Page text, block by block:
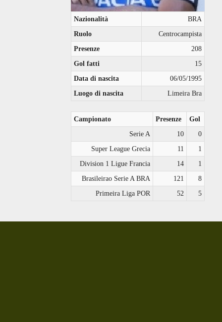
Nazionalità
BRA
Ruolo
Centrocampista
Presenze
208
Gol fatti
15
Data di nascita
06/05/1995
Luogo di nascita
Limeira Bra
Campionato Presenze
Gol
Serie A
10
0
Super League Grecia
11
1
Division 1 Ligue Francia
14
1
Brasileirao Serie A BRA
121
8
Primeira Liga POR
52 5